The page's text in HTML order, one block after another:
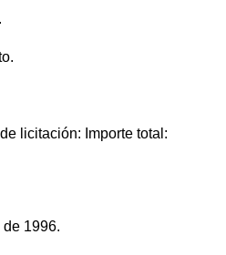
licitación: Importe total:
1996.